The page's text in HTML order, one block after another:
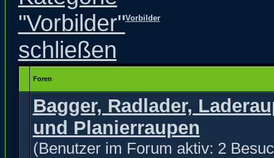
Vorbilder
Foren
Bagger, Radlader,
und Planierraupen
(Benutzer im Forum aktiv: 2